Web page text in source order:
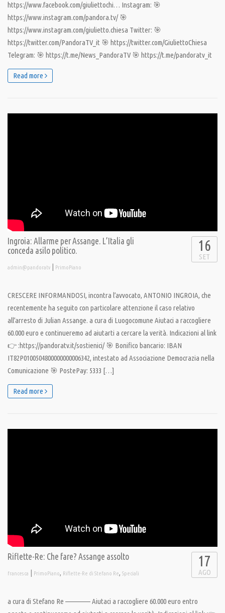
https://www.facebook.com/giuliettochi… Instagram: 🎯
https://www.instagram.com/pandora.tv/ 🎯
https://www.instagram.com/giulietto.chiesa Twitter: 🎯
https://twitter.com/PandoraTV_it 🎯 https://twitter.com/GiuliettoChiesa
Telegram: 🎯 https://t.me/News_PandoraTV 🎯 https://t.me/pandoratv_it
Read more
Ingroia: Allarme per Assange. L’Italia gli
conceda asilo politico.
admin@pandoratv | PrimoPiano
16
SET
CRESCERE INFORMANDOSI, incontra l’avvocato, ANTONIO INGROIA, che
recentemente ha seguito con particolare attenzione il caso relativo
all’arresto di Julian Assange. a cura di Luogocomune Aiutaci a raccogliere
60.000 euro e continueremo ad aiutarti a cercare la verità. Indicazioni al link
👉 :https://pandoratv.it/sostienici/ 🎯 Bonifico bancario: IBAN
IT82P0100504800000000006342, intestato ad Associazione Democrazia nella
Comunicazione 🎯 PostePay: 5333 […]
Read more
Riflette-Re: Che fare? Assange assolto
francesca | PrimoPiano, Riflette-Re di Stefano Re, Speciali
17
AGO
a cura di Stefano Re ————– Aiutaci a raccogliere 60.000 euro entro